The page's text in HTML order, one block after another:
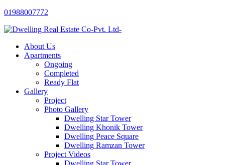
01988007772
About Us
Apartments
Ongoing
Completed
Ready Flat
Gallery
Project
Photo Gallery
Dwelling Star Tower
Dwelling Khonik Tower
Dwelling Peace Square
Dwelling Ramzan Tower
Project Videos
Dwelling Star Tower